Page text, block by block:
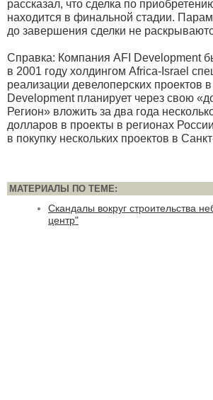
рассказал, что сделка по
находится в финальной стадии.
до завершения сделки не
Справка: Компания AFI Development
в 2001 году холдингом Africa-Israel
реализации девелоперских проектов
Development планирует через свою
Регион» вложить за два года
долларов в проекты в регионах
в покупку нескольких проектов в
МАТЕРИАЛЫ ПО ТЕМЕ:
Скандалы вокруг строительства
центр"